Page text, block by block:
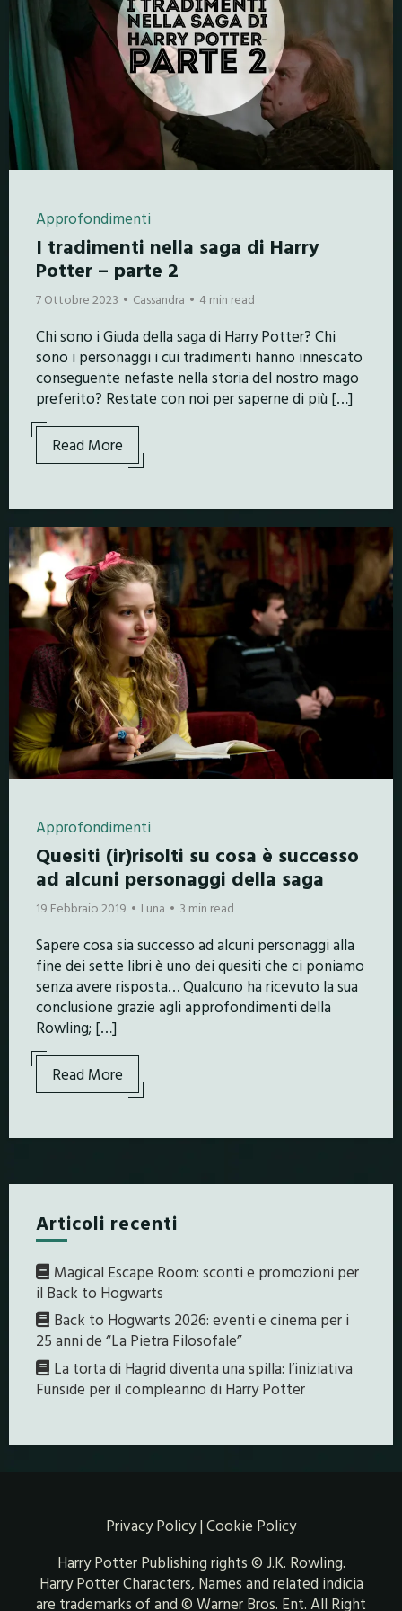
Approfondimenti
I tradimenti nella saga di Harry
Potter – parte 2
7 Ottobre 2023 Cassandra 4 min read
Chi sono i Giuda della saga di Harry Potter? Chi
sono i personaggi i cui tradimenti hanno innescato
conseguente nefaste nella storia del nostro mago
preferito? Restate con noi per saperne di più […]
Read More
Approfondimenti
Quesiti (ir)risolti su cosa è successo
ad alcuni personaggi della saga
19 Febbraio 2019 Luna 3 min read
Sapere cosa sia successo ad alcuni personaggi alla
fine dei sette libri è uno dei quesiti che ci poniamo
senza avere risposta… Qualcuno ha ricevuto la sua
conclusione grazie agli approfondimenti della
Rowling; […]
Read More
Articoli recenti
Magical Escape Room: sconti e promozioni per
il Back to Hogwarts
Back to Hogwarts 2026: eventi e cinema per i
25 anni de “La Pietra Filosofale”
La torta di Hagrid diventa una spilla: l’iniziativa
Funside per il compleanno di Harry Potter
Privacy Policy| Cookie Policy
Harry Potter Publishing rights © J.K. Rowling.
Harry Potter Characters, Names and related indicia
are trademarks of and © Warner Bros. Ent. All Right